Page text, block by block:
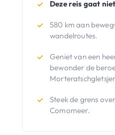
Deze reis gaat
580 km aan
wandelroutes.
Geniet van een
bewonder de
Steek de grens
Comomeer.